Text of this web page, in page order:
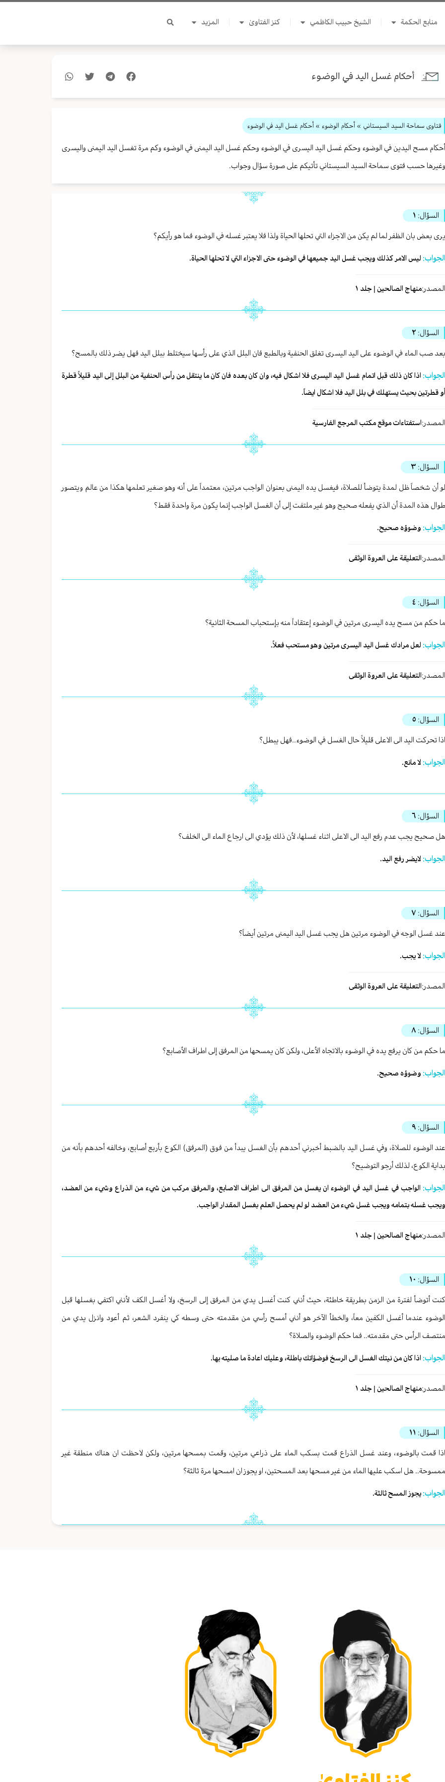
منابع الحكمة الشيخ حبيب الكاظمي كنز الفتاوىٰ المزيد
أحكام غسل اليد في الوضوء
فتاوى سماحة السيد السيستاني » أحكام الوضوء » أحكام غسل اليد في الوضوء
أحكام مسح اليدين في الوضوء وحكم غسل اليد اليسرى في الوضوء وحكم غسل اليد اليمنى في الوضوء وكم مرة تغسل اليد اليمنى واليسرى
وغيرها حسب فتوى سماحة السيد السيستاني تأتيكم على صورة سؤال وجواب.
السؤال: ١
يرى بعض بان الظفر لما لم يكن من الاجزاء التي تحلها الحياة ولذا فلا يعتبر غسله في الوضوء فما هو رأيكم؟
الجواب: ليس الامر كذلك ويجب غسل اليد جميعها في الوضوء حتى الاجزاء التي لا تحلها الحياة.
المصدر:منهاج الصالحين | جلد ١
السؤال: ٢
بعد صب الماء في الوضوء على اليد اليسرى تغلق الحنفية وبالطبع فان البلل الذي على رأسها سيختلط ببلل اليد فهل يضر ذلك بالمسح؟
الجواب: اذا كان ذلك قبل اتمام غسل اليد اليسرى فلا اشكال فيه، وان كان بعده فان كان ما ينتقل من رأس الحنفية من البلل إلى اليد قليلاً قطرة
أو قطرتين بحيث يستهلك في بلل اليد فلا اشكال ايضاً.
المصدر:استفتاءات موقع مكتب المرجع الفارسية
السؤال: ٣
لو أن شخصاً ظل لمدة يتوضأ للصلاة، فيغسل يده اليمنى بعنوان الواجب مرتين، معتمداً على أنه وهو صغير تعلمها هكذا من عالم ويتصور
طوال هذه المدة أن الذي يفعله صحيح وهو غير ملتفت إلى أن الغسل الواجب إنما يكون مرة واحدة فقط؟
الجواب: وضوؤه صحيح.
المصدر:التعليقة على العروة الوثقى
السؤال: ٤
ما حكم من مسح يده اليسرى مرتين في الوضوء إعتقاداً منه بإستحباب المسحة الثانية؟
الجواب: لعل مرادك غسل اليد اليسرى مرتين وهو مستحب فعلاً.
المصدر:التعليقة على العروة الوثقى
السؤال: ٥
اذا تحركت اليد الى الاعلى قليلاً حال الغسل في الوضوء..فهل يبطل؟
الجواب: لا مانع.
السؤال: ٦
هل صحيح يجب عدم رفع اليد الى الاعلى اثناء غسلها، لأن ذلك يؤدي الى ارجاع الماء الى الخلف؟
الجواب: لايضر رفع اليد.
السؤال: ٧
عند غسل الوجه في الوضوء مرتين هل يجب غسل اليد اليمنى مرتين أيضاً؟
الجواب: لا يجب.
المصدر:التعليقة على العروة الوثقى
السؤال: ٨
ما حكم من كان يرفع يده في الوضوء بالاتجاه الأعلى، ولكن كان يمسحها من المرفق إلى اطراف الأصابع؟
الجواب: وضوؤه صحيح.
السؤال: ٩
عند الوضوء للصلاة، وفي غسل اليد بالضبط أخبرني أحدهم بأن الغسل يبدأ من فوق (المرفق) الكوع بأربع أصابع، وخالفه أحدهم بأنه من
بداية الكوع، لذلك أرجو التوضيح؟
الجواب: الواجب في غسل اليد في الوضوء ان يغسل من المرفق الى اطراف الاصابع، والمرفق مركب من شيء من الذراع وشيء من العضد،
ويجب غسله بتمامه ويجب غسل شيء من العضد لو لم یحصل العلم بغسل المقدار الواجب.
المصدر:منهاج الصالحين | جلد ١
السؤال: ١٠
كنت أتوضأ لفترة من الزمن بطريقة خاطئة، حيث أنني كنت أغسل يدي من المرفق إلى الرسخ، ولا أغسل الكف لأنني اكتفي بغسلها قبل
الوضوء عندما أغسل الكفين معاً، والخطأ الآخر هو أنني أمسح رأسي من مقدمته حتى وسطه كي ينفرد الشعر، ثم أعود وانزل يدي من
منتصف الرأس حتى مقدمته.. فما حكم الوضوء والصلاة؟
الجواب: اذا كان من نيتك الغسل الى الرسخ فوضؤاتك باطلة، وعليك اعادة ما صليته بها.
المصدر:منهاج الصالحين | جلد ١
السؤال: ١١
اذا قمت بالوضوء، وعند غسل الذراع قمت بسكب الماء على ذراعي مرتين، وقمت بمسحها مرتين، ولكن لاحظت ان هناك منطقة غير
ممسوحة.. هل اسكب عليها الماء من غير مسحها بعد المسحتين، او يجوز ان امسحها مرة ثالثة؟
الجواب: يجوز المسح ثالثة.